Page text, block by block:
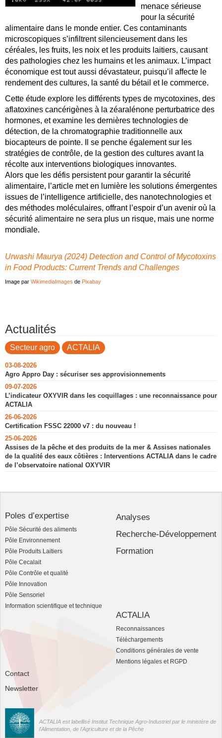
menace sérieuse
pour la sécurité
alimentaire dans le monde entier. Ces contaminants
microscopiques s’infiltrent silencieusement dans les
céréales, les fruits, les noix et les produits laitiers, causant
des pathologies chez les humains et les animaux. L’impact
économique est tout aussi dévastateur, puisqu’il affecte le
rendement des cultures, la santé du bétail et le commerce.
Cette étude explore les différents types de mycotoxines, des
aflatoxines cancérigènes à la zéaralénone perturbatrice des
hormones, et examine les dernières technologies de
détection, de la chromatographie traditionnelle aux
biocapteurs de pointe. Il se penche également sur les
stratégies de contrôle, de la gestion des cultures avant la
récolte aux interventions biologiques innovantes.
Alors que les défis persistent pour garantir la sécurité
alimentaire, l’article met en lumière les solutions émergentes
issues de l’intelligence artificielle, des nanotechnologies et
des méthodes moléculaires, offrant l’espoir d’un avenir où la
sécurité alimentaire ne sera plus un risque, mais une norme
mondiale.
Urwashi Maurya (2024) Detection and Control of Mycotoxins
in Food Products: Current Trends and Challenges
Image par WikimediaImages de Pixabay
Actualités
Secteur agro ACTALIA
03-08-2026
Agro Appro Day : sécuriser ses approvisionnements
09-07-2026
L’indicateur OXYVIR dans les coquillages : une reconnaissance pour
ACTALIA
26-06-2026
Certification FSSC 22000 v7 : du nouveau !
25-06-2026
Assises de la pêche et des produits de la mer & Assises nationales
de la qualité des eaux côtières : Interventions ACTALIA dans le cadre
de l’observatoire national OXYVIR
Poles d’expertise
Pôle Sécurité des aliments
Pôle Environnement
Pôle Produits Laitiers
Pôle Cecalait
Pôle Contrôle et qualité
Pôle Innovation
Pôle Sensoriel
Information scientifique et technique
Analyses
Recherche-Développement
Formation
ACTALIA
Reconnaissances
Téléchargements
Conditions générales de vente
Mentions légales et RGPD
Contact
Newsletter
ACTALIA est labellisé Institut Technique Agro-Industriel par le ministère de
l'Alimentation, de l'Agriculture et de la Pêche